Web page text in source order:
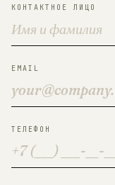
КОНТАКТНОЕ ЛИЦО
EMAIL
ТЕЛЕФОН